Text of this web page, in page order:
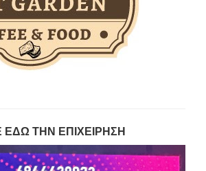
ΕΔΩ ΤΗΝ ΕΠΙΧΕΙΡΗΣΗ